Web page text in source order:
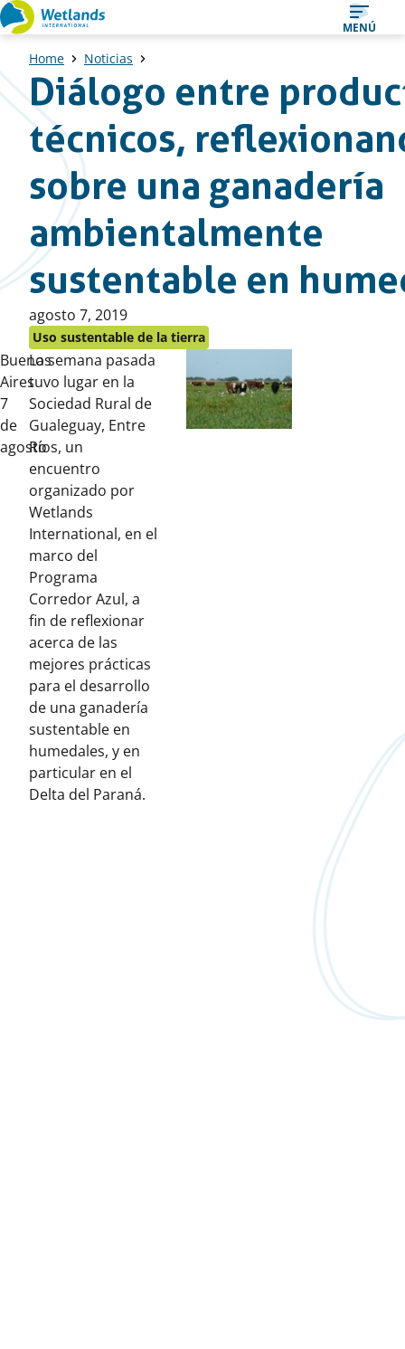
Ir
al
contenido
MENÚ
Home Noticias
Diálogo entre
técnicos,
sobre una ganadería
ambientalmente
sustentable en
Publicado
en:
agosto 7, 2019
Uso sustentable de la tierra
Buenos
Aires
7
de
agosto
La semana pasada
tuvo lugar en la
Sociedad Rural de
Gualeguay, Entre
Ríos, un
encuentro
organizado por
Wetlands
International, en el
marco del
Programa
Corredor Azul, a
fin de reflexionar
acerca de las
mejores prácticas
para el desarrollo
de una ganadería
sustentable en
humedales, y en
particular en el
Delta del Paraná.